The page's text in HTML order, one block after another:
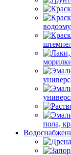
пола,